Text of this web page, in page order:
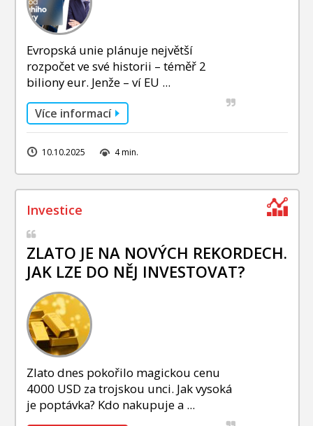
Evropská unie plánuje největší
rozpočet ve své historii – téměř 2
biliony eur. Jenže – ví EU ...
Více informací
10.10.2025 4 min.
ZLATO JE NA NOVÝCH REKORDECH.
JAK LZE DO NĚJ INVESTOVAT?
Zlato dnes pokořilo magickou cenu
4000 USD za trojskou unci. Jak vysoká
je poptávka? Kdo nakupuje a ...